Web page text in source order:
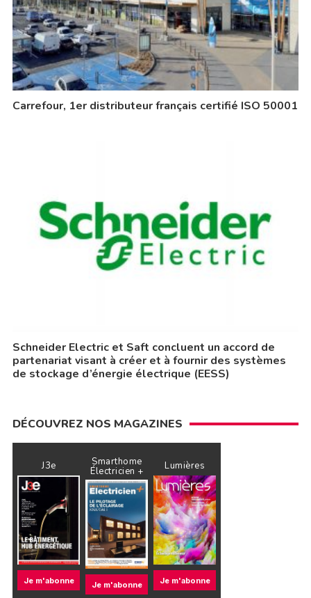
Carrefour, 1er distributeur français certifié ISO 50001
Schneider Electric et Saft concluent un accord de
partenariat visant à créer et à fournir des systèmes
de stockage d’énergie électrique (EESS)
DÉCOUVREZ NOS MAGAZINES
J3e
Je m'abonne
Smarthome
Électricien +
Je m'abonne
Lumières
Je m'abonne